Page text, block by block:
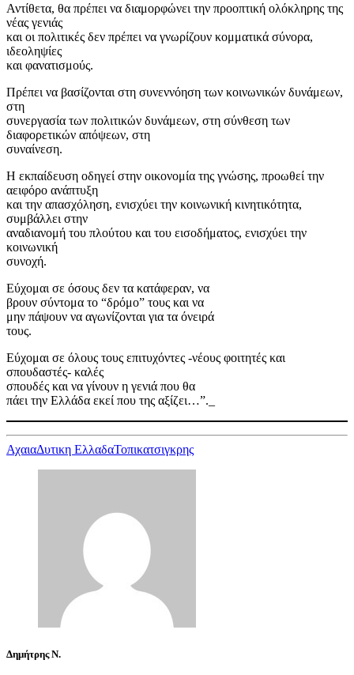
Αντίθετα, θα πρέπει να διαμορφώνει την προοπτική ολόκληρης της
νέας γενιάς
και οι πολιτικές δεν πρέπει να γνωρίζουν κομματικά σύνορα,
ιδεοληψίες
και φανατισμούς.
Πρέπει να βασίζονται στη συνεννόηση των κοινωνικών δυνάμεων,
στη
συνεργασία των πολιτικών δυνάμεων, στη σύνθεση των
διαφορετικών απόψεων, στη
συναίνεση.
Η εκπαίδευση οδηγεί στην οικονομία της γνώσης, προωθεί την
αειφόρο ανάπτυξη
και την απασχόληση, ενισχύει την κοινωνική κινητικότητα,
συμβάλλει στην
αναδιανομή του πλούτου και του εισοδήματος, ενισχύει την
κοινωνική
συνοχή.
Εύχομαι σε όσους δεν τα κατάφεραν, να
βρουν σύντομα το “δρόμο” τους και να
μην πάψουν να αγωνίζονται για τα όνειρά
τους.
Εύχομαι σε όλους τους επιτυχόντες -νέους φοιτητές και
σπουδαστές- καλές
σπουδές και να γίνουν η γενιά που θα
πάει την Ελλάδα εκεί που της αξίζει…”._
ΑχαιαΔυτικη ΕλλαδαΤοπικατσιγκρης
Δημήτρης Ν.